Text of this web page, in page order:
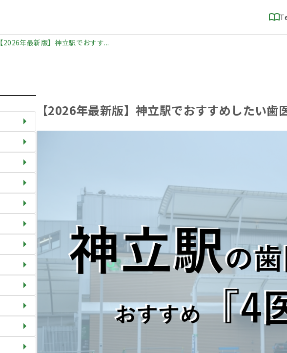
【2026年最新版】神立駅でおすす...
【2026年最新版】神立駅でおすすめしたい歯